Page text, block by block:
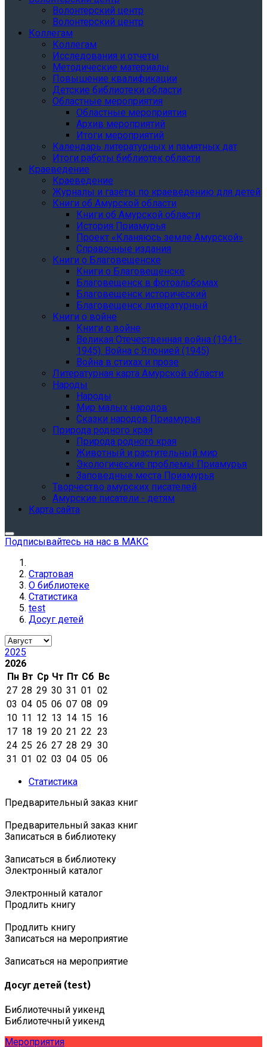
Волонтерский центр
Волонтерский центр
Коллегам
Коллегам
Исследования и отчеты
Методические материалы
Повышение квалификации
Детские библиотеки области
Областные мероприятия
Областные мероприятия
Архив мероприятий
Итоги мероприятий
Календарь литературных и памятных дат
Итоги работы библиотек области
Краеведение
Краеведение
Журналы и газеты по краеведению для детей
Книги об Амурской области
Книги об Амурской области
История Приамурья
Проект «Кланяюсь земле Амурской»
Справочные издания
Книги о Благовещенске
Книги о Благовещенске
Благовещенск в фотоальбомах
Благовещенск исторический
Благовещенск литературный
Книги о войне
Книги о войне
Великая Отечественная война (1941-
1945). Война с Японией (1945)
Война в стихах и прозе
Литературная карта Амурской области
Народы
Народы
Мир малых народов
Сказки народов Приамурья
Природа родного края
Природа родного края
Животный и растительный мир
Экологические проблемы Приамурья
Заповедные места Приамурья
Творчество амурских писателей
Амурские писатели - детям
Карта сайта
Подписывайтесь на нас в МАКС
Стартовая
О библиотеке
Статистика
test
Досуг детей
2025
2026
Пн Вт Ср Чт Пт Сб Вс
27 28 29 30 31 01 02
03 04 05 06 07 08 09
10 11 12 13 14 15 16
17 18 19 20 21 22 23
24 25 26 27 28 29 30
31 01 02 03 04 05 06
Статистика
Предварительный заказ книг
Предварительный заказ книг
Записаться в библиотеку
Записаться в библиотеку
Электронный каталог
Электронный каталог
Продлить книгу
Продлить книгу
Записаться на мероприятие
Записаться на мероприятие
Досуг детей (test)
Библиотечный уикенд
Библиотечный уикенд
Мероприятия